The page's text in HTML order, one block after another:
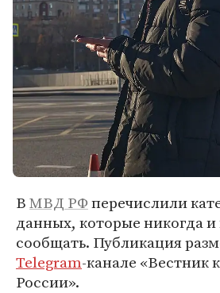
ВМВД РФперечислили
данных, которые никогда и
сообщать. Публикация
Telegram-канале «Вестник
России».